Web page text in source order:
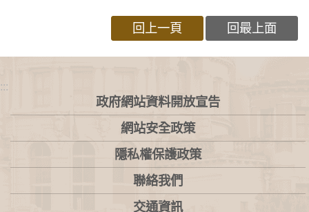
回上一頁 回最上面
:::
政府網站資料開放宣告
網站安全政策
隱私權保護政策
聯絡我們
交通資訊